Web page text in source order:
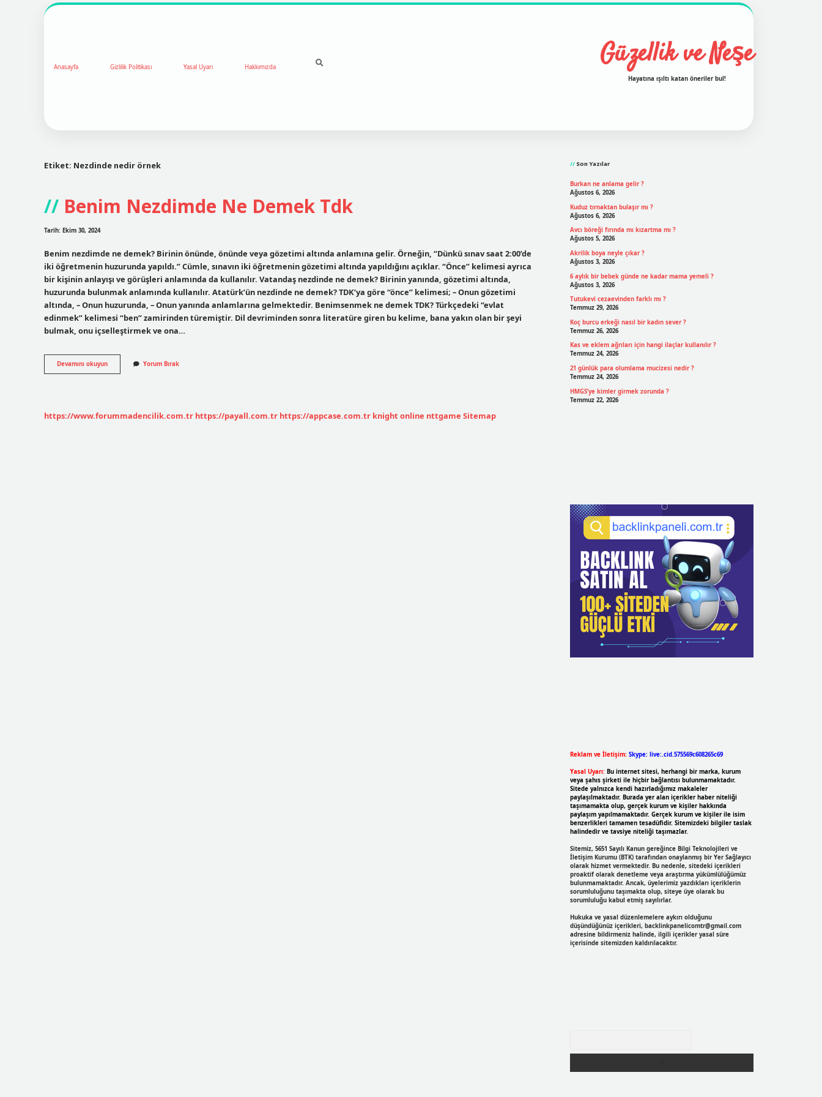
Anasayfa Gizlilik Politikası Yasal Uyarı Hakkımızda Güzellik ve Neşe
Hayatına ışıltı katan öneriler bul!
Etiket: Nezdinde nedir örnek
Benim Nezdimde Ne Demek Tdk
Tarih: Ekim 30, 2024
Benim nezdimde ne demek? Birinin önünde, önünde veya gözetimi altında anlamına gelir. Örneğin, “Dünkü sınav saat 2:00’de
iki öğretmenin huzurunda yapıldı.” Cümle, sınavın iki öğretmenin gözetimi altında yapıldığını açıklar. “Önce” kelimesi ayrıca
bir kişinin anlayışı ve görüşleri anlamında da kullanılır. Vatandaş nezdinde ne demek? Birinin yanında, gözetimi altında,
huzurunda bulunmak anlamında kullanılır. Atatürk’ün nezdinde ne demek? TDK’ya göre “önce” kelimesi; – Onun gözetimi
altında, – Onun huzurunda, – Onun yanında anlamlarına gelmektedir. Benimsenmek ne demek TDK? Türkçedeki “evlat
edinmek” kelimesi “ben” zamirinden türemiştir. Dil devriminden sonra literatüre giren bu kelime, bana yakın olan bir şeyi
bulmak, onu içselleştirmek ve ona…
Devamını okuyunBenim
Nezdimde
Yorum Bırak
https://www.forummadencilik.com.tr https://payall.com.tr https://appcase.com.tr knight online nttgame Sitemap
Son Yazılar
Burkan ne anlama gelir ?
Ağustos 6, 2026
Kuduz tırnaktan bulaşır mı ?
Ağustos 6, 2026
Avcı böreği fırında mı kızartma mı ?
Ağustos 5, 2026
Akrilik boya neyle çıkar ?
Ağustos 3, 2026
6 aylık bir bebek günde ne kadar mama yemeli ?
Ağustos 3, 2026
Tutukevi cezaevinden farklı mı ?
Temmuz 29, 2026
Koç burcu erkeği nasıl bir kadın sever ?
Temmuz 26, 2026
Kas ve eklem ağrıları için hangi ilaçlar kullanılır ?
Temmuz 24, 2026
21 günlük para olumlama mucizesi nedir ?
Temmuz 24, 2026
HMGS’ye kimler girmek zorunda ?
Temmuz 22, 2026
Reklam ve İletişim: Skype: live:.cid.575569c608265c69
Yasal Uyarı: Bu internet sitesi, herhangi bir marka, kurum
veya şahıs şirketi ile hiçbir bağlantısı bulunmamaktadır.
Sitede yalnızca kendi hazırladığımız makaleler
paylaşılmaktadır. Burada yer alan içerikler haber niteliği
taşımamakta olup, gerçek kurum ve kişiler hakkında
paylaşım yapılmamaktadır. Gerçek kurum ve kişiler ile isim
benzerlikleri tamamen tesadüfidir. Sitemizdeki bilgiler taslak
halindedir ve tavsiye niteliği taşımazlar.
Sitemiz, 5651 Sayılı Kanun gereğince Bilgi Teknolojileri ve
İletişim Kurumu (BTK) tarafından onaylanmış bir Yer Sağlayıcı
olarak hizmet vermektedir. Bu nedenle, sitedeki içerikleri
proaktif olarak denetleme veya araştırma yükümlülüğümüz
bulunmamaktadır. Ancak, üyelerimiz yazdıkları içeriklerin
sorumluluğunu taşımakta olup, siteye üye olarak bu
sorumluluğu kabul etmiş sayılırlar.
Hukuka ve yasal düzenlemelere aykırı olduğunu
düşündüğünüz içerikleri, backlinkpanelicomtr@gmail.com
adresine bildirmeniz halinde, ilgili içerikler yasal süre
içerisinde sitemizden kaldırılacaktır.